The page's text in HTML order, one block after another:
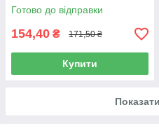
Готово до відправки
154,40 ₴ 171,50 ₴
Купити